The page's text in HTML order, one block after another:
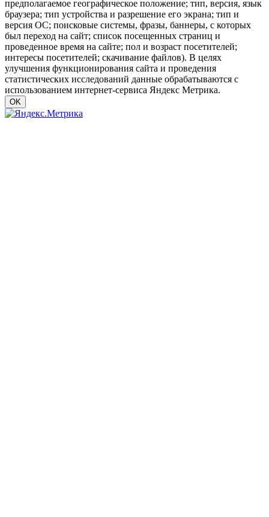
предполагаемое географическое положение; тип, версия, язык
браузера; тип устройства и разрешение его экрана; тип и
версия ОС; поисковые системы, фразы, баннеры, с которых
был переход на сайт; список посещенных страниц и
проведенное время на сайте; пол и возраст посетителей;
интересы посетителей; скачивание файлов). В целях
улучшения функционирования сайта и проведения
статистических исследований данные обрабатываются с
использованием интернет-сервиса Яндекс Метрика.
OK